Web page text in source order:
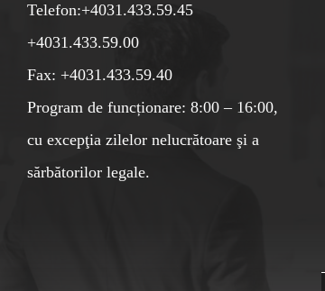
Telefon:+4031.433.59.45
+4031.433.59.00
Fax: +4031.433.59.40
Program de funcționare: 8:00 – 16:00,
cu excepţia zilelor nelucrătoare şi a
sărbătorilor legale.